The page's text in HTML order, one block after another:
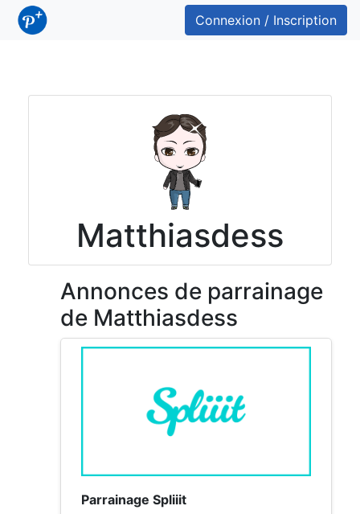
Connexion / Inscription
Matthiasdess
Annonces de parrainage
de Matthiasdess
Parrainage Spliiit